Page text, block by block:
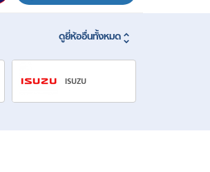
ฮาวทู
ดูยี่ห้ออื่นทั้งหมด
ISUZU